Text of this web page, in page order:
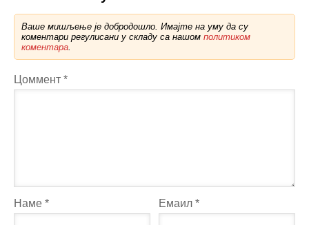
Ваше мишљење је добродошло. Имајте на уму да су
коментари регулисани у складу са нашом политиком
коментара.
Цоммент *
Наме * Емаил*